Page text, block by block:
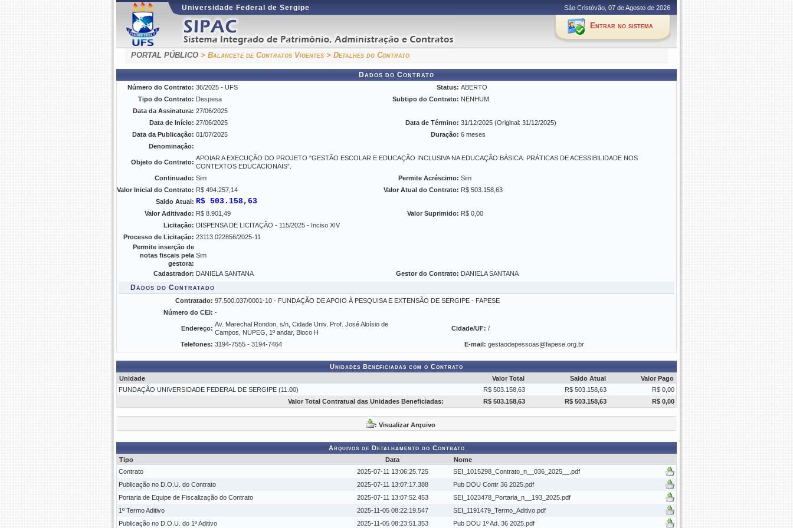
Universidade Federal de Sergipe São Cristóvão, 07 de Agosto de 2026
Entrar no sistema
PORTAL PÚBLICO > Balancete de Contratos Vigentes > Detalhes do Contrato
Dados do Contrato
Número do Contrato: 36/2025 - UFS Status: ABERTO
Tipo do Contrato: Despesa Subtipo do Contrato: NENHUM
Data da Assinatura: 27/06/2025
Data de Início: 27/06/2025 Data de Término: 31/12/2025 (Original: 31/12/2025)
Data da Publicação: 01/07/2025 Duração: 6 meses
Denominação:
Objeto do Contrato:
APOIAR A EXECUÇÃO DO PROJETO "GESTÃO ESCOLAR E EDUCAÇÃO INCLUSIVA NA EDUCAÇÃO BÁSICA: PRÁTICAS DE ACESSIBILIDADE NOS
CONTEXTOS EDUCACIONAIS”.
Continuado: Sim Permite Acréscimo: Sim
Valor Inicial do Contrato: R$ 494.257,14 Valor Atual do Contrato: R$ 503.158,63
Saldo Atual: R$ 503.158,63
Valor Aditivado: R$ 8.901,49 Valor Suprimido: R$ 0,00
Licitação: DISPENSA DE LICITAÇÃO - 115/2025 - Inciso XIV
Processo de Licitação: 23113.022856/2025-11
Permite inserção de
notas fiscais pela
gestora:
Sim
Cadastrador: DANIELA SANTANA Gestor do Contrato: DANIELA SANTANA
Dados do Contratado
Contratado: 97.500.037/0001-10 - FUNDAÇÃO DE APOIO À PESQUISA E EXTENSÃO DE SERGIPE - FAPESE
Número do CEI: -
Endereço:
Av. Marechal Rondon, s/n, Cidade Univ. Prof. José Aloísio de
Campos, NUPEG, 1º andar, Bloco H
Cidade/UF: /
Telefones: 3194-7555 - 3194-7464 E-mail: gestaodepessoas@fapese.org.br
Unidades Beneficiadas com o Contrato
Unidade
Valor Total Saldo Atual
Valor Pago
FUNDAÇÃO UNIVERSIDADE FEDERAL DE SERGIPE (11.00)
R$ 503.158,63 R$ 503.158,63
R$ 0,00
Valor Total Contratual das Unidades Beneficiadas:
R$ 503.158,63 R$ 503.158,63 R$ 0,00
: Visualizar Arquivo
Arquivos de Detalhamento do Contrato
Tipo
Data
Nome
Contrato
2025-07-11 13:06:25.725
SEI_1015298_Contrato_n__036_2025__.pdf
Publicação no D.O.U. do Contrato
2025-07-11 13:07:17.388
Pub DOU Contr 36 2025.pdf
Portaria de Equipe de Fiscalização do Contrato
2025-07-11 13:07:52.453
SEI_1023478_Portaria_n__193_2025.pdf
1º Termo Aditivo
2025-11-05 08:22:19.547
SEI_1191479_Termo_Aditivo.pdf
Publicação no D.O.U. do 1º Aditivo
2025-11-05 08:23:51.353 Pub DOU 1º Ad. 36 2025.pdf